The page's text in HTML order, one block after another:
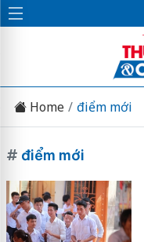
Home điểm mới
# điểm mới